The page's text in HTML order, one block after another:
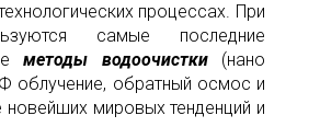
процессах. При
самые последние
методы водоочистки(нано
облучение, обратный осмос и
новейших мировых тенденций и